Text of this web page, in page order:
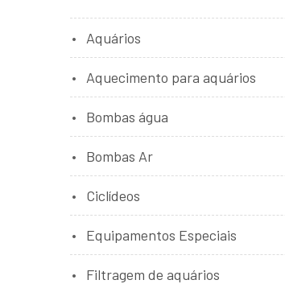
Aquários
Aquecimento para aquários
Bombas água
Bombas Ar
Ciclídeos
Equipamentos Especiais
Filtragem de aquários